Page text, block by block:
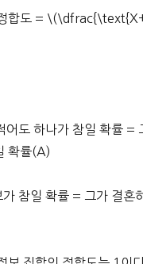
정합도 =
어도 하나가 참일 확률 =
확률(A)
가 참일 확률 = 그가 결혼